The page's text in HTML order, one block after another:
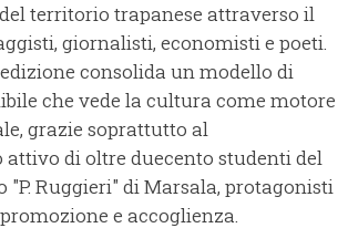
territorio trapanese attraverso il
giornalisti, economisti e poeti.
consolida un modello di
che vede la cultura come motore
grazie soprattutto al
di oltre duecento studenti del
"P. Ruggieri" di Marsala, protagonisti
e accoglienza.